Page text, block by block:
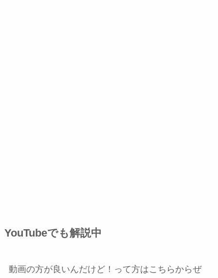
YouTubeでも解説中
動画の方が良いんだけど！って方はこちらからぜ